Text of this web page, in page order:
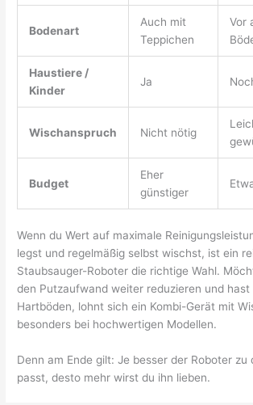
Bodenart
Auch mit
Teppichen
Vor
Haustiere /
Kinder
Ja
Wischanspruch Nicht nötig
Budget
Eher
günstiger
Wenn du Wert auf maximale
legst und regelmäßig selbst wischst, ist ein
Staubsauger-Roboter die richtige Wahl.
den Putzaufwand weiter reduzieren und hast
Hartböden, lohnt sich ein Kombi-Gerät mit
besonders bei hochwertigen Modellen.
Denn am Ende gilt: Je besser der Roboter zu
passt, desto mehr wirst du ihn lieben.